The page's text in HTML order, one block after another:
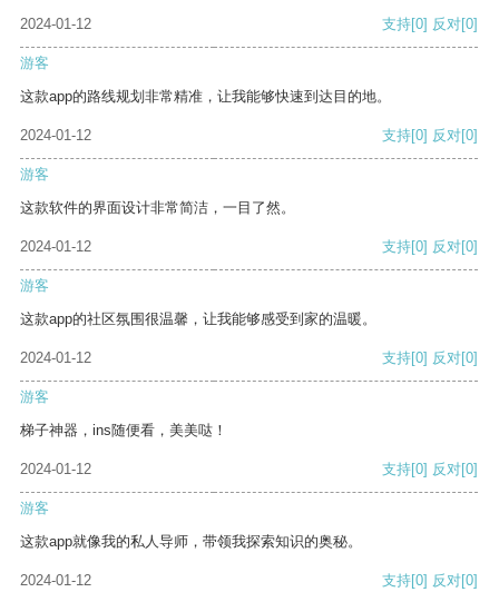
2024-01-12 支持[0] 反对[0]
游客
这款app的路线规划非常精准，让我能够快速到达目的地。
2024-01-12 支持[0] 反对[0]
游客
这款软件的界面设计非常简洁，一目了然。
2024-01-12 支持[0] 反对[0]
游客
这款app的社区氛围很温馨，让我能够感受到家的温暖。
2024-01-12 支持[0] 反对[0]
游客
梯子神器，ins随便看，美美哒！
2024-01-12 支持[0] 反对[0]
游客
这款app就像我的私人导师，带领我探索知识的奥秘。
2024-01-12 支持[0] 反对[0]